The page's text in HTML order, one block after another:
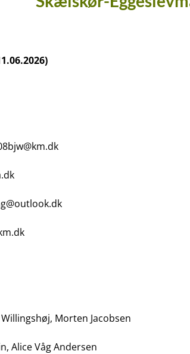
Willingshøj,
Borgelin, Alice Våg